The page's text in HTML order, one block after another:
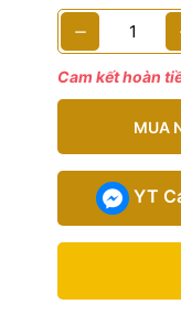
Cam kết hoàn
MUA
YT